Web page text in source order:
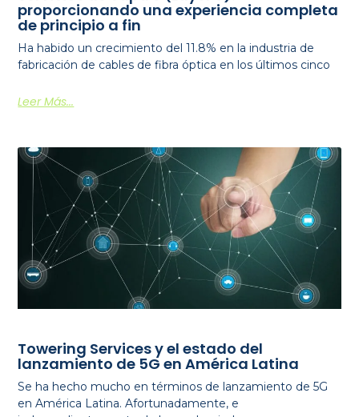
proporcionando una experiencia completa
de principio a fin
Ha habido un crecimiento del 11.8% en la industria de
fabricación de cables de fibra óptica en los últimos cinco
Leer Más...
Towering Services y el estado del
lanzamiento de 5G en América Latina
Se ha hecho mucho en términos de lanzamiento de 5G
en América Latina. Afortunadamente, e